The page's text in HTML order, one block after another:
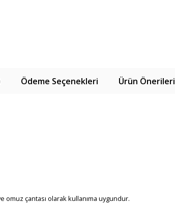
Ödeme Seçenekleri Ürün Önerileri
omuz çantası olarak kullanıma uygundur.